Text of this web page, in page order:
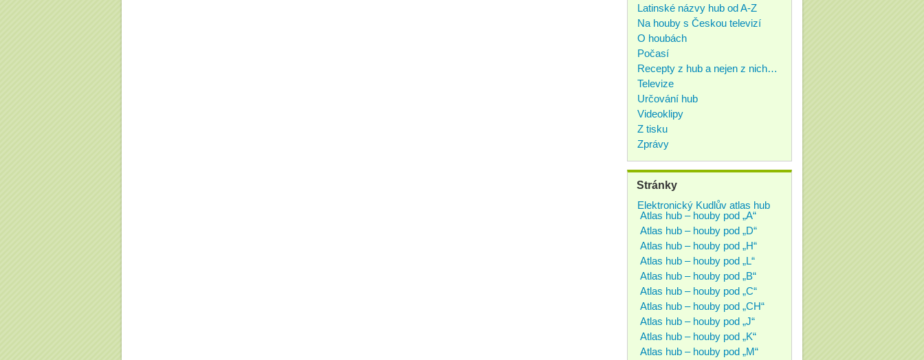
Latinské názvy hub od A-Z
Na houby s Českou televizí
O houbách
Počasí
Recepty z hub a nejen z nich…
Televize
Určování hub
Videoklipy
Z tisku
Zprávy
Stránky
Elektronický Kudlův atlas hub
Atlas hub – houby pod „A“
Atlas hub – houby pod „D“
Atlas hub – houby pod „H“
Atlas hub – houby pod „L“
Atlas hub – houby pod „B“
Atlas hub – houby pod „C“
Atlas hub – houby pod „CH“
Atlas hub – houby pod „J“
Atlas hub – houby pod „K“
Atlas hub – houby pod „M“